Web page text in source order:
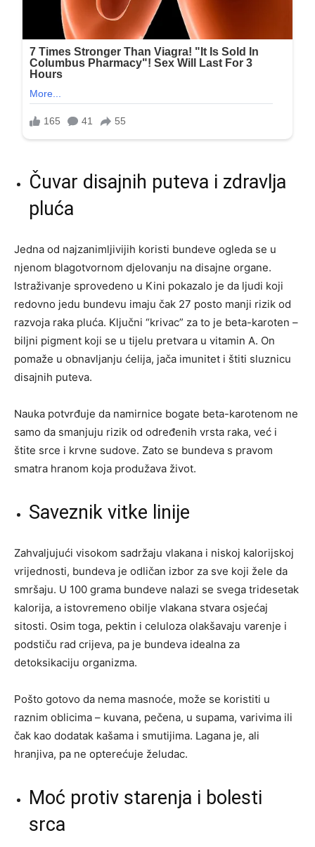
Čuvar disajnih puteva i zdravlja
pluća
Jedna od najzanimljivijih koristi bundeve ogleda se u
njenom blagotvornom djelovanju na disajne organe.
Istraživanje sprovedeno u Kini pokazalo je da ljudi koji
redovno jedu bundevu imaju čak 27 posto manji rizik od
razvoja raka pluća. Ključni “krivac” za to je beta-karoten –
biljni pigment koji se u tijelu pretvara u vitamin A. On
pomaže u obnavljanju ćelija, jača imunitet i štiti sluznicu
disajnih puteva.
Nauka potvrđuje da namirnice bogate beta-karotenom ne
samo da smanjuju rizik od određenih vrsta raka, već i
štite srce i krvne sudove. Zato se bundeva s pravom
smatra hranom koja produžava život.
Saveznik vitke linije
Zahvaljujući visokom sadržaju vlakana i niskoj kalorijskoj
vrijednosti, bundeva je odličan izbor za sve koji žele da
smršaju. U 100 grama bundeve nalazi se svega tridesetak
kalorija, a istovremeno obilje vlakana stvara osjećaj
sitosti. Osim toga, pektin i celuloza olakšavaju varenje i
podstiču rad crijeva, pa je bundeva idealna za
detoksikaciju organizma.
Pošto gotovo da nema masnoće, može se koristiti u
raznim oblicima – kuvana, pečena, u supama, varivima ili
čak kao dodatak kašama i smutijima. Lagana je, ali
hranjiva, pa ne opterećuje želudac.
Moć protiv starenja i bolesti
srca